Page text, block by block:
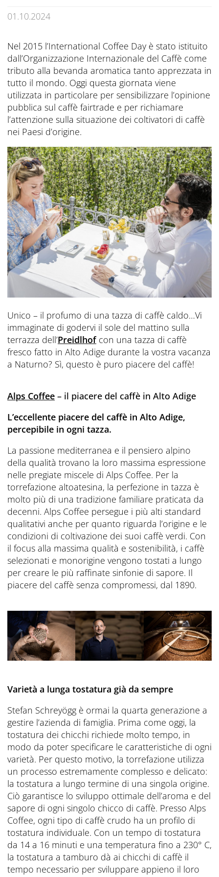
The Pools
Sauna Tower
Terme
News Blog
Escursioni & esperienze
Last Minute
Contatti
Prospetti
Informazioni Utili
Press
01.10.2024
Nel 2015 l’International Coffee Day è stato istituito
dall’Organizzazione Internazionale del Caffè come
tributo alla bevanda aromatica tanto apprezzata in
tutto il mondo. Oggi questa giornata viene
utilizzata in particolare per sensibilizzare l’opinione
pubblica sul caffè fairtrade e per richiamare
l’attenzione sulla situazione dei coltivatori di caffè
nei Paesi d’origine.
Unico – il profumo di una tazza di caffè caldo…Vi
immaginate di godervi il sole del mattino sulla
terrazza dell’Preidlhofcon una tazza di caffè
fresco fatto in Alto Adige durante la vostra vacanza
a Naturno? Sì, questo è puro piacere del caffè!
Alps Coffee – il piacere del caffè in Alto Adige
L’eccellente piacere del caffè in Alto Adige,
percepibile in ogni tazza.
La passione mediterranea e il pensiero alpino
della qualità trovano la loro massima espressione
nelle pregiate miscele di Alps Coffee. Per la
torrefazione altoatesina, la perfezione in tazza è
molto più di una tradizione familiare praticata da
decenni. Alps Coffee persegue i più alti standard
qualitativi anche per quanto riguarda l’origine e le
condizioni di coltivazione dei suoi caffè verdi. Con
il focus alla massima qualità e sostenibilità, i caffè
selezionati e monorigine vengono tostati a lungo
per creare le più raffinate sinfonie di sapore. Il
piacere del caffè senza compromessi, dal 1890.
Varietà a lunga tostatura già da sempre
Stefan Schreyögg è ormai la quarta generazione a
gestire l’azienda di famiglia. Prima come oggi, la
tostatura dei chicchi richiede molto tempo, in
modo da poter specificare le caratteristiche di ogni
varietà. Per questo motivo, la torrefazione utilizza
un processo estremamente complesso e delicato:
la tostatura a lungo termine di una singola origine.
Ciò garantisce lo sviluppo ottimale dell’aroma e del
sapore di ogni singolo chicco di caffè. Presso Alps
Coffee, ogni tipo di caffè crudo ha un profilo di
tostatura individuale. Con un tempo di tostatura
da 14 a 16 minuti e una temperatura fino a 230° C,
la tostatura a tamburo dà ai chicchi di caffè il
tempo necessario per sviluppare appieno il loro